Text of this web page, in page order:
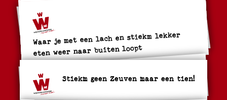
Waar je met een lach en stiekm lekker
eten weer naar buiten loopt
Stiekm geen Zeuven maar een tien!